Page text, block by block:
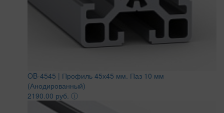
OB-4545 | Профиль 45х45 мм. Паз 10 мм
(Анодированный)
2190.00 руб. ⓘ